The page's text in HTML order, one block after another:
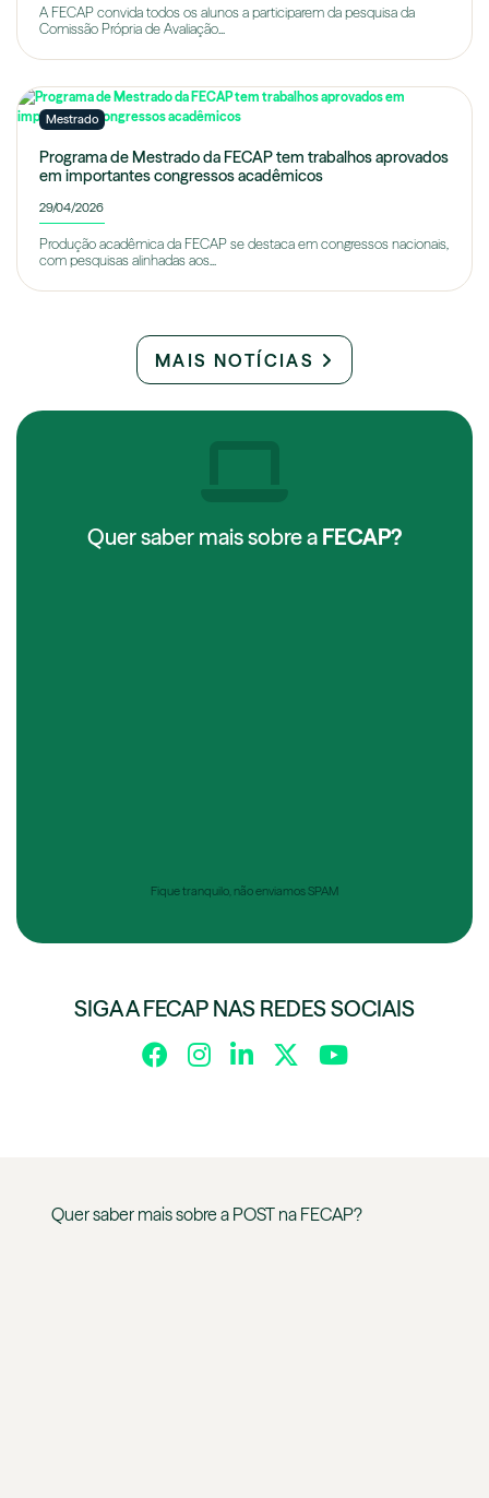
A FECAP convida todos os alunos a participarem da pesquisa da
Comissão Própria de Avaliação...
Mestrado
Programa de Mestrado da FECAP tem trabalhos aprovados
em importantes congressos acadêmicos
29/04/2026
Produção acadêmica da FECAP se destaca em congressos nacionais,
com pesquisas alinhadas aos...
MAIS NOTÍCIAS
Quer saber mais sobre a FECAP?
Fique tranquilo, não enviamos SPAM
SIGA A FECAP NAS REDES SOCIAIS
Quer saber mais sobre a POST na FECAP?